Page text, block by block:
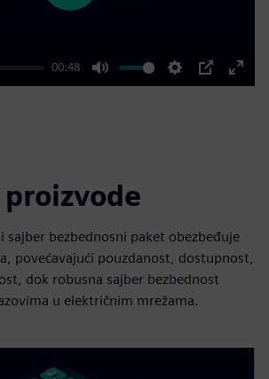
00:48
Mute Settings
PIP
Enter
sajber bezbednosni paket obezbeđuje
povećavajući pouzdanost, dostupnost,
dok robusna sajber bezbednost
u električnim mrežama.